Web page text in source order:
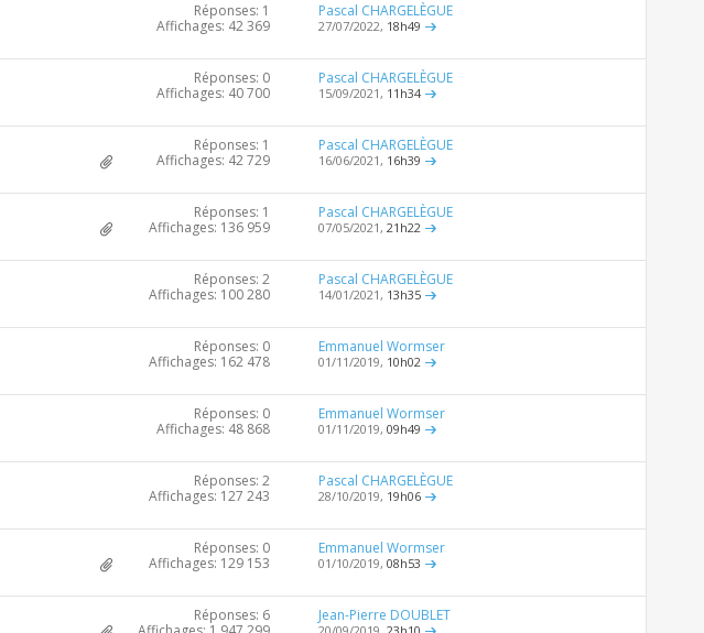
Réponses: 1
Affichages: 42 369
Pascal CHARGELÈGUE
27/07/2022, 18h49
Réponses: 0
Affichages: 40 700
Pascal CHARGELÈGUE
15/09/2021, 11h34
Réponses: 1
Affichages: 42 729
Pascal CHARGELÈGUE
16/06/2021, 16h39
Réponses: 1
Affichages: 136 959
Pascal CHARGELÈGUE
07/05/2021,21h22
Réponses: 2
Affichages: 100 280
Pascal CHARGELÈGUE
14/01/2021, 13h35
Réponses: 0
Affichages: 162 478
Emmanuel Wormser
01/11/2019, 10h02
Réponses: 0
Affichages: 48 868
Emmanuel Wormser
01/11/2019,09h49
Réponses: 2
Affichages: 127 243
Pascal CHARGELÈGUE
28/10/2019, 19h06
Réponses: 0
Affichages: 129 153
Emmanuel Wormser
01/10/2019,08h53
Réponses: 6
Jean-Pierre DOUBLET